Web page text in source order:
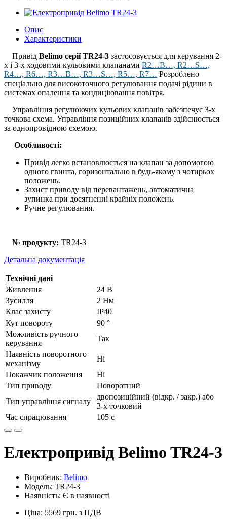
Опис
Характеристики
Привід Belimo серії TR24-3 застосовується для керування 2-
х і 3-х ходовими кульовими клапанами R2…B…, R2…S…,
R4…, R6…, R3…B…, R3…S…, R5…, R7… Розроблено
спеціально для високоточного регулювання подачі рідини в
системах опалення та кондиціювання повітря.
Управління регулюючих кульових клапанів забезпечує 3-х
точкова схема. Управління позиційних клапанів здійснюється
за однопровідною схемою.
Особливості:
Привід легко встановлюється на клапан за допомогою
одного гвинта, горизонтально в будь-якому з чотирьох
положень.
Захист приводу від перевантажень, автоматична
зупинка при досягненні крайніх положень.
Ручне регулювання.
№ продукту: TR24-3
Детальна документація
Технічні дані
Живлення
24 В
Зусилля
2 Нм
Клас захисту
IP40
Кут повороту
90 °
Можливість ручного
керування
Так
Наявність поворотного
механізму
Ні
Покажчик положення
Ні
Тип приводу
Поворотний
Тип управління сигналу
двопозиційний (відкр. / закр.) або
3-х точковий
Час спрацювання
105 с
Електропривід Belimo TR24-3
Виробник: Belimo
Модель: TR24-3
Наявність: Є в наявності
Ціна: 5569 грн. з ПДВ